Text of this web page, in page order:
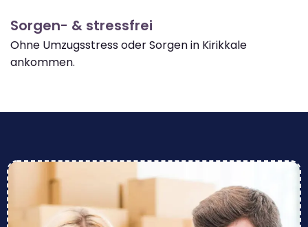
Sorgen- & stressfrei
Ohne Umzugsstress oder Sorgen in Kirikkale
ankommen.